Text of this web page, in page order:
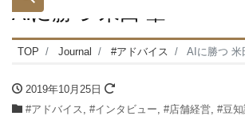
AIに勝つ 米田 肇
TOP Journal #アドバイス AIに勝つ 米
2019年10月25日
#アドバイス, #インタビュー, #店舗経営, #豆